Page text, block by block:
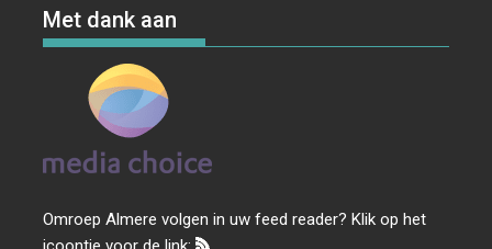
Met dank aan
Omroep Almere volgen in uw feed reader? Klik op het